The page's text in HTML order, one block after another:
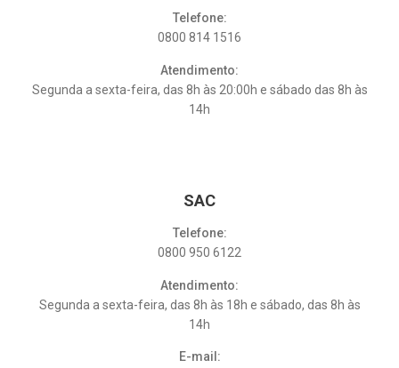
Telefone:
0800 814 1516
Atendimento:
Segunda a sexta-feira, das 8h às 20:00h e sábado das 8h às
14h
SAC
Telefone:
0800 950 6122
Atendimento:
Segunda a sexta-feira, das 8h às 18h e sábado, das 8h às
14h
E-mail: